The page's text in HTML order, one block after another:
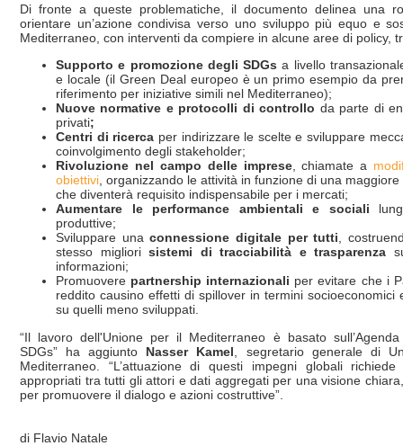
Di fronte a queste problematiche, il documento delinea una
orientare un’azione condivisa verso uno sviluppo più equo e
Mediterraneo, con interventi da compiere in alcune aree di policy,
Supporto e promozione degli SDGs a livello
e locale (il Green Deal europeo è un primo esempio da
riferimento per iniziative simili nel Mediterraneo);
Nuove normative e protocolli di controllo da parte di
privati;
Centri di ricerca per indirizzare le scelte e sviluppare
coinvolgimento degli stakeholder;
Rivoluzione nel campo delle imprese, chiamate a
obiettivi, organizzando le attività in funzione di una maggiore
che diventerà requisito indispensabile per i mercati;
Aumentare le performance ambientali e sociali
produttive;
Sviluppare unaconnessione digitale per tutti,
stesso migliorisistemi di tracciabilità e trasparenza
informazioni;
Promuovere partnership internazionali per evitare che i
reddito causino effetti di spillover in termini socioeconomici
su quelli meno sviluppati.
“Il lavoro dell'Unione per il Mediterraneo è basato
SDGs” ha aggiunto Nasser Kamel , segretario generale di
Mediterraneo. “L’attuazione di questi impegni globali richiede
appropriati tra tutti gli attori e dati aggregati per una visione
per promuovere il dialogo e azioni costruttive”.
di Flavio Natale